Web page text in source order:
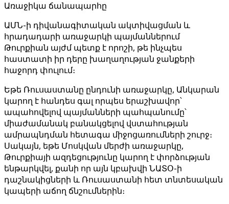
Առաջիկա ճանապարհը
ԱՄՆ-ի դիվանագիտական ակտիվացման և
հրադադարի առաջարկի պայմաններում
Թուրքիան այժմ պետք է որոշի, թե ինչպես
հաստատի իր դերը խաղաղության ջանքերի
հաջորդ փուլում։
Եթե Ռուսաստանը ընդունի առաջարկը, Անկարան
կարող է հանդես գալ որպես երաշխավոր՝
ապահովելով պայմանների պահպանումը՝
միաժամանակ բանակցելով վստահության
ամրապնդման հետագա միջոցառումների շուրջ։
Սակայն, եթե Մոսկվան մերժի առաջարկը,
Թուրքիայի ազդեցությունը կարող է փորձության
ենթարկվել, քանի որ այն կբախվի ՆԱՏՕ-ի
դաշնակիցների և Ռուսաստանի հետ տնտեսական
կապերի աճող ճնշումներին։